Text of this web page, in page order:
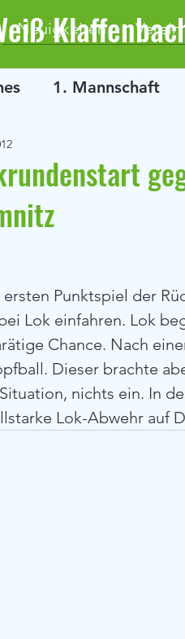
Neuigkeiten Verein
1. Mannschaft
Lok einfahren. Lok
Chance. Nach
Dieser brachte
nichts ein. In
Lok-Abwehr auf